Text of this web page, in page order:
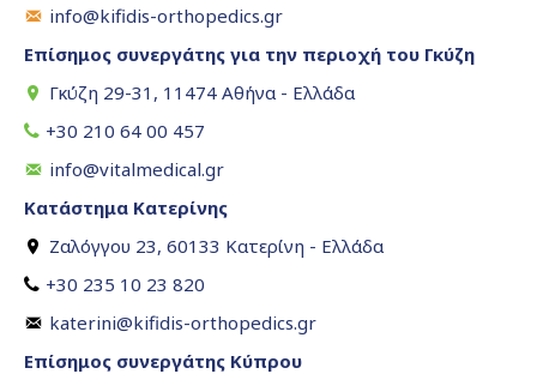
info@kifidis-orthopedics.gr
Επίσημος συνεργάτης για την περιοχή του Γκύζη
Γκύζη 29-31, 11474 Αθήνα - Ελλάδα
+30 210 64 00 457
info@vitalmedical.gr
Κατάστημα Κατερίνης
Ζαλόγγου 23, 60133 Κατερίνη - Ελλάδα
+30 235 10 23 820
katerini@kifidis-orthopedics.gr
Επίσημος συνεργάτης Κύπρου